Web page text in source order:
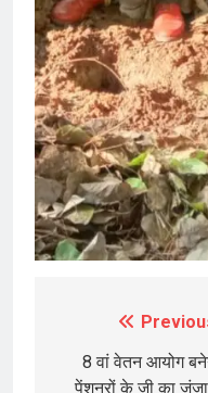
navigation
8 वां वेतन आयोग
पेंशनरों के जी का